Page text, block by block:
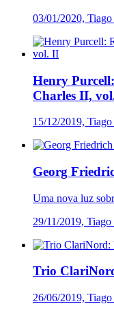
03/01/2020,
Henry
Charles II,
15/12/2019,
Georg
Uma nova luz
29/11/2019,
Trio
26/06/2019,